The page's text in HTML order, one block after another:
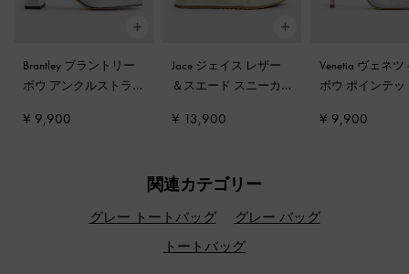
Brantley ブラントリー
ボウ アンクルストラ
¥ 9,900
Jace ジェイス レザー
＆スエード スニーカ
¥ 13,900
Venetia ヴェネツ
ボウ ポインテッ
-ライラック
¥ 9,900
関連カテゴリー
グレー トートバッグ
グレー バッグ
トートバッグ